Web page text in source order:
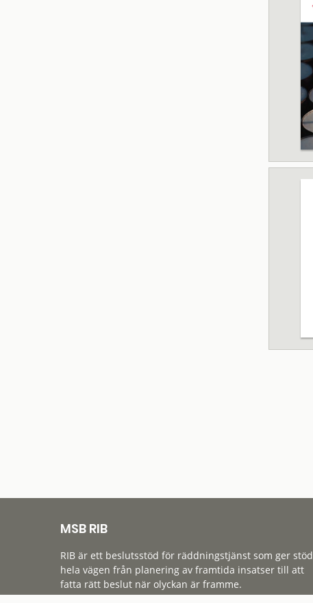
MSB RIB
RIB är ett beslutsstöd för räddningstjänst som ger stöd
hela vägen från planering av framtida insatser till att
fatta rätt beslut när olyckan är framme.